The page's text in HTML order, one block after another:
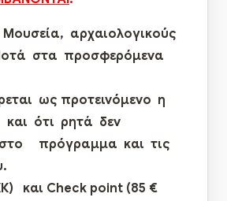
αρχαιολογικούς
στα προσφερόμενα
ως προτεινόμενο η
και ότι ρητά δεν
στο πρόγραμμα και τις
και Check point (85 €